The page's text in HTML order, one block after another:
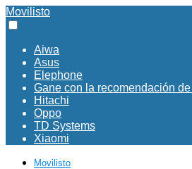
Movilisto
Aiwa
Asus
Elephone
Gane con la recomendación
Hitachi
Oppo
TD Systems
Xiaomi
Movilisto